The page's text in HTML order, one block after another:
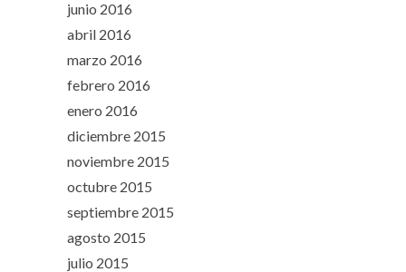
junio 2016
abril 2016
marzo 2016
febrero 2016
enero 2016
diciembre 2015
noviembre 2015
octubre 2015
septiembre 2015
agosto 2015
julio 2015